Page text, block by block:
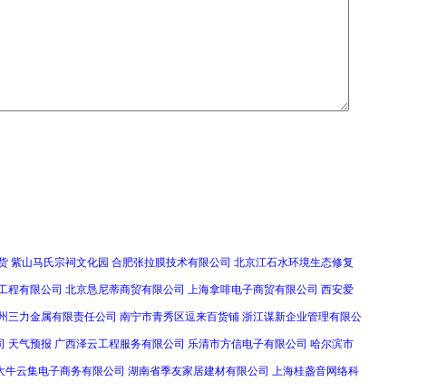
紫山马氏宗祠文化园 合肥张拉膜技术有限公司 北京江石水环境生态修复
程有限公司 北京恳尼蒂商贸有限公司 上海拿啡电子商贸有限公司 西安爱
三力金属有限责任公司 南宁市青秀区逗来百货铺 浙江谋新企业管理有限公
天气预报 广西泽云工程服务有限公司 乐清市方信电子有限公司 哈尔滨市
牛云集电子商务有限公司 湖南省季友家居建材有限公司 上海桂盏音网络科